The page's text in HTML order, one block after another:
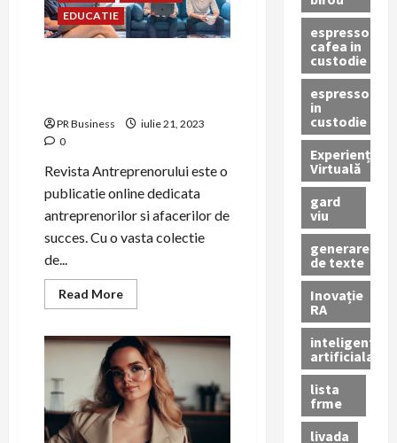
EDUCATIE
PR Business
iulie 21, 2023
0
Revista Antreprenorului este o
publicatie online dedicata
antreprenorilor si afacerilor de
succes. Cu o vasta colectie
de...
Read MoreRead
more
Antreprenorului
–
Sursă
de
inspiratie
si
cunostinte
espressor
cafea in
custodie
espressor
in
custodie
Experiență
Virtuală
gard
viu
generare
de texte
Inovație
RA
inteligenta
artificiala
lista
frme
livada